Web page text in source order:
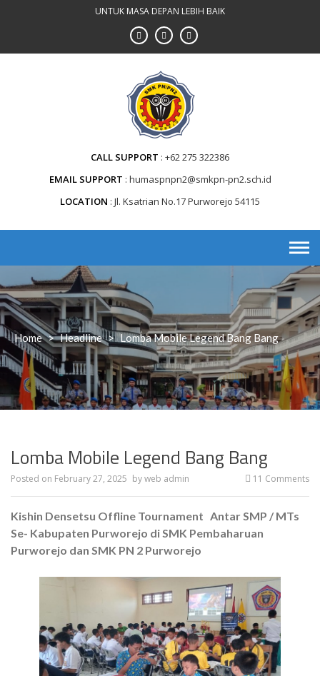
UNTUK MASA DEPAN LEBIH BAIK
CALL SUPPORT +62 275 322386
EMAIL SUPPORT humaspnpn2@smkpn-pn2.sch.id
LOCATION Jl. Ksatrian No.17 Purworejo 54115
Home > Headline > Lomba Mobile Legend Bang Bang
Lomba Mobile Legend Bang Bang
Posted on February 27, 2025 byweb admin 11 Comments
Kishin Densetsu Offline Tournament Antar SMP / MTs
Se- Kabupaten Purworejo di SMK Pembaharuan
Purworejo dan SMK PN 2 Purworejo